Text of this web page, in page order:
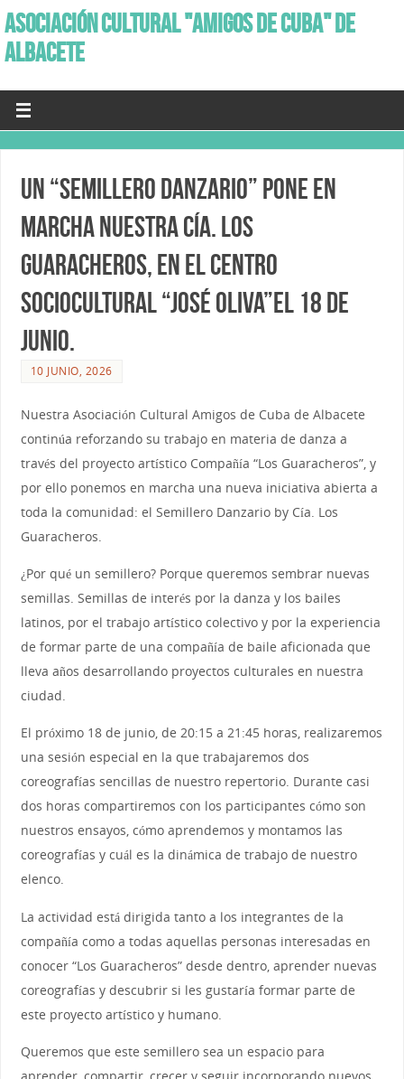
ASOCIACIÓN CULTURAL "AMIGOS DE CUBA" DE
ALBACETE
Un “Semillero danzario” pone en
marcha nuestra Cía. Los
Guaracheros, en el Centro
Sociocultural “José Oliva”el 18 de
Junio.
10 JUNIO, 2026
Nuestra Asociación Cultural Amigos de Cuba de Albacete
continúa reforzando su trabajo en materia de danza a
través del proyecto artístico Compañía “Los Guaracheros”, y
por ello ponemos en marcha una nueva iniciativa abierta a
toda la comunidad: el Semillero Danzario by Cía. Los
Guaracheros.
¿Por qué un semillero? Porque queremos sembrar nuevas
semillas. Semillas de interés por la danza y los bailes
latinos, por el trabajo artístico colectivo y por la experiencia
de formar parte de una compañía de baile aficionada que
lleva años desarrollando proyectos culturales en nuestra
ciudad.
El próximo 18 de junio, de 20:15 a 21:45 horas, realizaremos
una sesión especial en la que trabajaremos dos
coreografías sencillas de nuestro repertorio. Durante casi
dos horas compartiremos con los participantes cómo son
nuestros ensayos, cómo aprendemos y montamos las
coreografías y cuál es la dinámica de trabajo de nuestro
elenco.
La actividad está dirigida tanto a los integrantes de la
compañía como a todas aquellas personas interesadas en
conocer “Los Guaracheros” desde dentro, aprender nuevas
coreografías y descubrir si les gustaría formar parte de
este proyecto artístico y humano.
Queremos que este semillero sea un espacio para